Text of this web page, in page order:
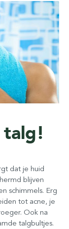
talg!
dat je huid
blijven
schimmels. Erg
tot acne, je
Ook na
talgbultjes.